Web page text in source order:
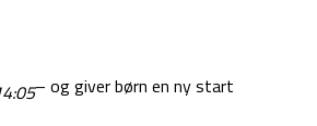
– og giver børn en ny start